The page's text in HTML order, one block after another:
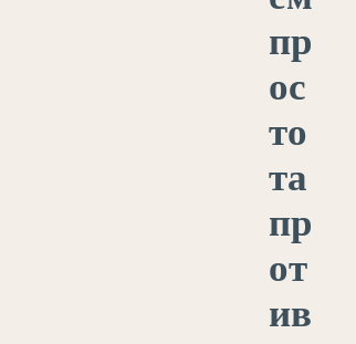
пр
ос
то
та
пр
от
ив